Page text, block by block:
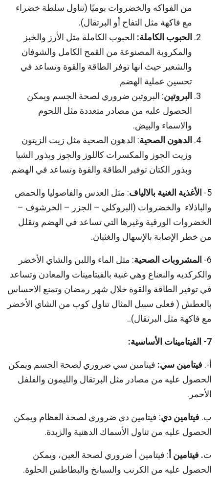
من الفواكه والخضروات يوميًا (تناول سلطة خضراء
مع فاكهة مثل التفاح أو البرتقال).
الحبوب الكاملة: الحبوب الكاملة مثل الأرز والخبز
والمكروبة المصنوعة من القمح الكامل والشوفان
والشعير حيث انها توفر الطاقة والقوة وتساعد في
تحسين عملية الهضم
البروتين: البروتين ضروري لصحة الجسم ويمكن
الحصول عليه من مصادر متعددة مثل اللحوم
والاسماء والبيض.
الدهون الصحية: الدهون الصحية مثل زيت الزيتون
وزيت الجوز والمكسرات كاللوز والجوز وبذور الشيا
وبذور الكتان توفير الطاقة والقوة وتساعد في الهضم.
5- الأغذية الغنية بالالياف: مثل العدس والفاصوليا والحمص
والباذلاء والخضروات (البروكلي – الجزر – الخرشوف –
الخضروات الورقية وغيرها التي تساعد في الهضم وتقلل
من خطر الإصابة بالإسهال والغثيان.
6- المشروبات الصحية: مثل الماء واللبن والشاي الأخضر
والكركديه والنعناع وهي غنية بالفيتامينات والمعادن وتساعد
في توفير الطاقة والقوة خلال شهر رمضان وتمنع الاحساس
بالعطش ( فعلى سبيل المثال تناول كوب من الشاي الأخضر
مع فاكهة مثل البرتقال)..
7- الفيتامينات الأساسية:
أ-. فيتامين سي: فيتامين سي ضروري لصحة الجسم ويمكن
الحصول عليه من مصادر مثل البرتقال والليمون والفلفل
الأحمر.
ب. فيتامين دي: فيتامين دي ضروري لصحة العظام ويمكن
الحصول عليه من تناول الأسماك الدهنية والزبدة.
ت. فيتامين أ: فيتامين أ ضروري لصحة العين، ويمكن
الحصول عليه من الكرنب والسبانخ والبطاطس الحلوة.